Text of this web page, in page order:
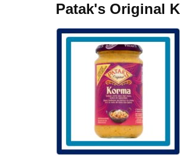
Patak's Original